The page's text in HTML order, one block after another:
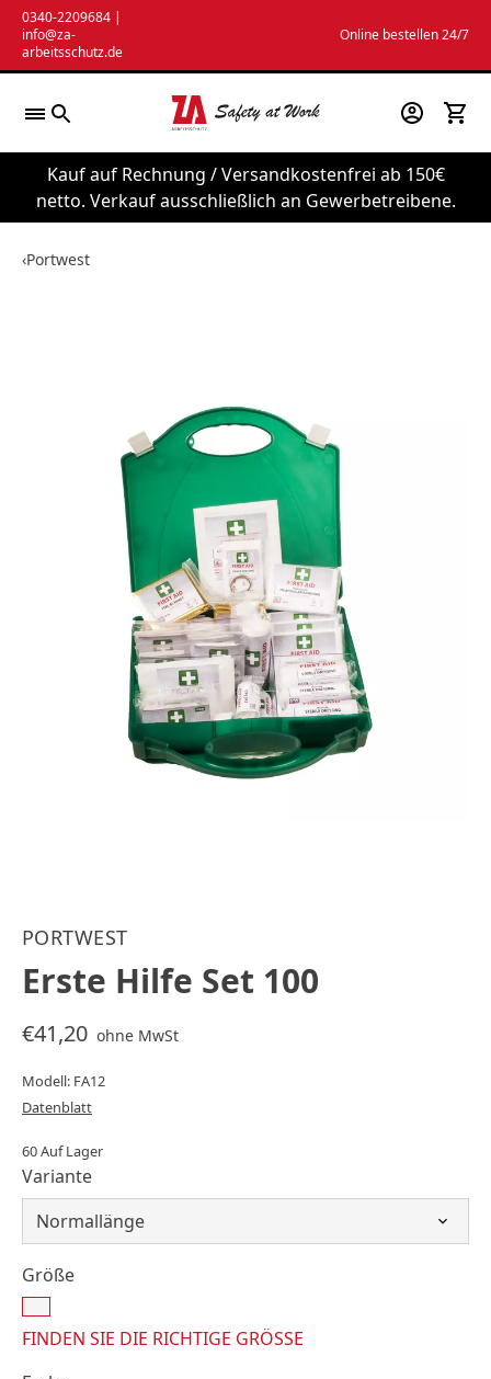
Zum
Inhalt
springen
0340-2209684 |
info@za-
arbeitsschutz.de
Online bestellen 24/7
Kauf auf Rechnung / Versandkostenfrei ab 150€
netto. Verkauf ausschließlich an Gewerbetreibene.
‹Portwest
PORTWEST
Erste Hilfe Set 100
€41,20 ohne MwSt
Modell: FA12
Datenblatt
60 Auf Lager
Variante
Größe
FINDEN SIE DIE RICHTIGE GRÖSSE